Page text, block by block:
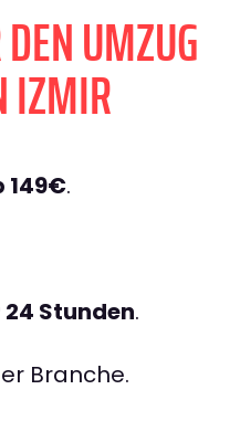
UMZUG
IZMIR
149€.
Stunden.
Branche.